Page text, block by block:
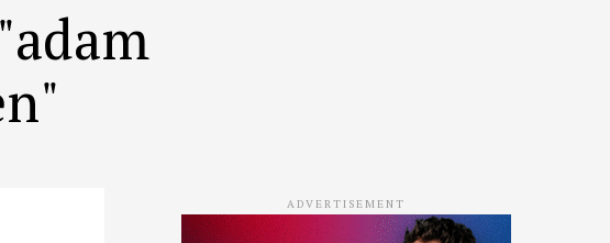
ADVERTISEMENT